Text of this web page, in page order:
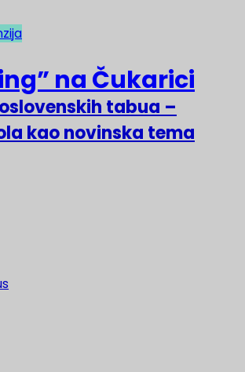
tabua –
kao novinska tema
na Čukarici